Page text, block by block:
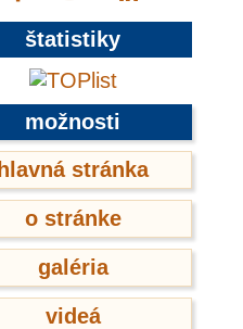
štatistiky
možnosti
hlavná stránka
o stránke
galéria
videá